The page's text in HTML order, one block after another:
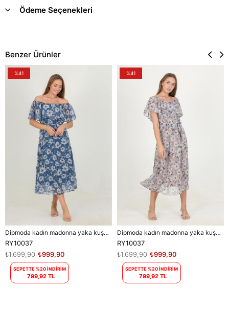
Ödeme Seçenekleri
Benzer Ürünler
Dipmoda kadın madonna yaka kuşaklı desenli şifon elbise RY10037
RY10037
₺999,90
₺1.699,90
SEPETTE %20 İNDİRİM
799,92 TL
%41
Dipmoda kadın madonna yaka kuşaklı desenli şifon elbise RY10037
RY10037
₺999,90
₺1.699,90
SEPETTE %20 İNDİRİM
799,92 TL
%41